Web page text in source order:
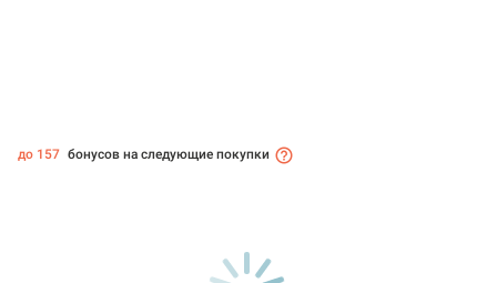
до 157 бонусов на следующие покупки